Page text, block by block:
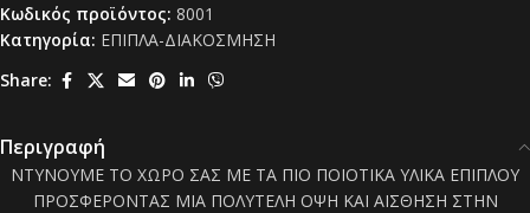
Κωδικός προϊόντος: 8001
Κατηγορία: ΕΠΙΠΛΑ-ΔΙΑΚΟΣΜΗΣΗ
Share:
Περιγραφή
ΝΤΥΝΟΥΜΕ ΤΟ ΧΩΡΟ ΣΑΣ ΜΕ ΤΑ ΠΙΟ ΠΟΙΟΤΙΚΑ ΥΛΙΚΑ ΕΠΙΠΛΟΥ
ΠΡΟΣΦΕΡΟΝΤΑΣ ΜΙΑ ΠΟΛΥΤΕΛΗ ΟΨΗ ΚΑΙ ΑΙΣΘΗΣΗ ΣΤΗΝ